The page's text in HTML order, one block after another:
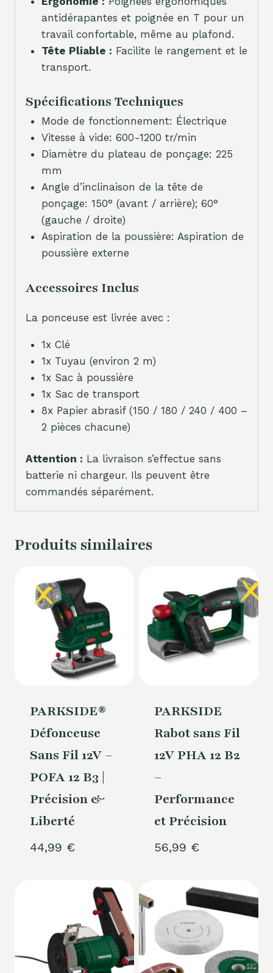
antidérapantes et poignée en T pour un
travail confortable, même au plafond.
Tête Pliable : Facilite le rangement et le
transport.
Spécifications Techniques
Mode de fonctionnement: Électrique
Vitesse à vide: 600-1200 tr/min
Diamètre du plateau de ponçage: 225
mm
Angle d’inclinaison de la tête de
ponçage: 150° (avant / arrière); 60°
(gauche / droite)
Aspiration de la poussière: Aspiration de
poussière externe
Accessoires Inclus
La ponceuse est livrée avec :
1x Clé
1x Tuyau (environ 2 m)
1x Sac à poussière
1x Sac de transport
8x Papier abrasif (150 / 180 / 240 / 400 –
2 pièces chacune)
Attention : La livraison s’effectue sans
batterie ni chargeur. Ils peuvent être
commandés séparément.
Produits similaires
PARKSIDE®
Défonceuse
Sans Fil 12V –
POFA 12 B3 |
Précision &
Liberté
44,99 €
PARKSIDE
Rabot sans Fil
12V PHA 12 B2
–
Performance
et Précision
56,99 €